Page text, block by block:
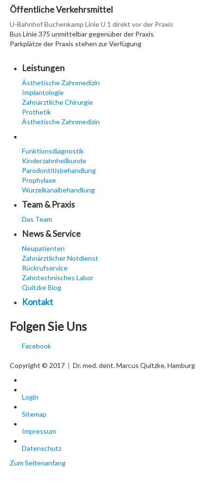
Öffentliche Verkehrsmittel
U-Bahnhof Buchenkamp Linie U 1 direkt vor der Praxis
Bus Linie 375 unmittelbar gegenüber der Praxis
Parkplätze der Praxis stehen zur Verfügung
Leistungen
Ästhetische Zahnmedizin
Implantologie
Zahnärztliche Chirurgie
Prothetik
Ästhetische Zahnmedizin
Funktionsdiagnostik
Kinderzahnheilkunde
Parodontitisbehandlung
Prophylaxe
Wurzelkanalbehandlung
Team & Praxis
Das Team
News & Service
Neupatienten
Zahnärztlicher Notdienst
Rückrufservice
Zahntechnisches Labor
Quitzke Blog
Kontakt
Folgen Sie Uns
Facebook
Copyright © 2017 Dr. med. dent. Marcus Quitzke, Hamburg
Login
Sitemap
Impressum
Datenschutz
Zum Seitenanfang